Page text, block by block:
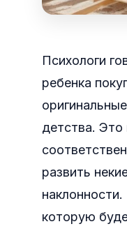
Психологи
ребенка
детства.
развить
которую